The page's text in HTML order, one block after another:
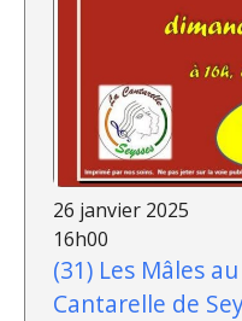
26 janvier 2025
16h00
(31) Les Mâles
Cantarelle de